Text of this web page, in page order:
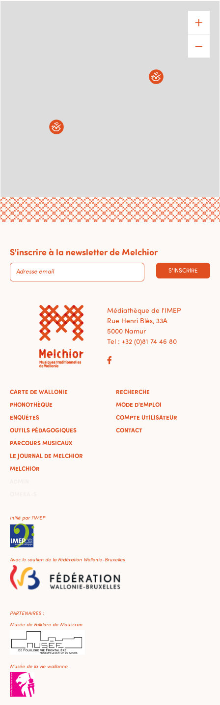
S'inscrire à la newsletter de Melchior
S'INSCRIRE
Médiathèque de l'IMEP
Rue Henri Blès, 33A
5000 Namur
Tel : +32 (0)81 74 46 80
CARTE DE WALLONIE
PHONOTHÈQUE
ENQUÊTES
OUTILS PÉDAGOGIQUES
PARCOURS MUSICAUX
LE JOURNAL DE MELCHIOR
MELCHIOR
RECHERCHE
MODE D'EMPLOI
COMPTE UTILISATEUR
CONTACT
Initié par l'IMEP
Avec le soutien de la Fédération Wallonie-Bruxelles
PARTENAIRES :
Musée de Folklore de Mouscron
Musée de la vie wallonne